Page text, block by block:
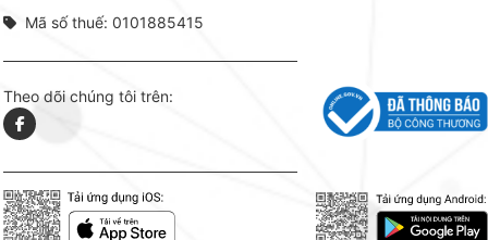
Mã số thuế: 0101885415
Theo dõi chúng tôi trên: